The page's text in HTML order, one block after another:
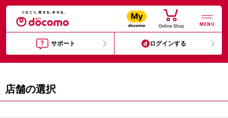
MENU
サポート ログインする
店舗の選択